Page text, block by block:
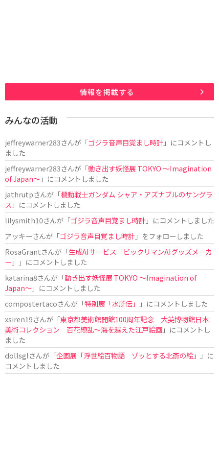
情報を掲載する
みんなの活動
jeffreywarner283さんが「ゴジラ音声目覚まし時計」にコメントし
ました
jeffreywarner283さんが「動き出す妖怪展 TOKYO 〜Imagination
of Japan〜」にコメントしました
jathrutpさんが「機動戦士ガンダム シャア・アズナブルのサングラ
ス 」にコメントしました
lilysmith10さんが「ゴジラ音声目覚まし時計」にコメントしました
アッキーさんが「ゴジラ音声目覚まし時計」をフォローしました
RosaGrantさんが「生成AIサービス「ビックリマンAIグッズメーカ
ー」
」にコメントしました
katarina8さんが「動き出す妖怪展 TOKYO 〜Imagination of
Japan〜」にコメントしました
compostertacoさんが「特別展「水滸伝」
」にコメントしました
xsiren19さんが「東京都美術館開館100周年記念 大英博物館日本
美術コレクション 百花繚乱～海を越えた江戸絵画」にコメントし
ました
dollsglさんが「企画展「浮世絵百物語 ゾッとする北斎の絵」
」に
コメントしました